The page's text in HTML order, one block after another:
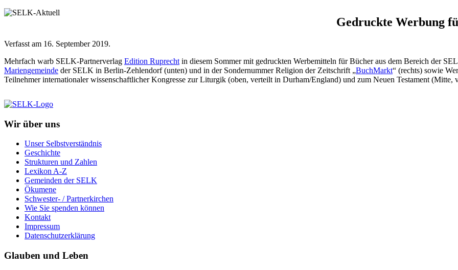
Gedruckte Werbung
Verfasst am 16. September 2019.
Mehrfach warb SELK-Partnerverlag Edition Ruprecht in diesem Sommer mit gedruckten Werbemitteln für Bücher aus dem Bereich der
Mariengemeinde der SELK in Berlin-Zehlendorf (unten) und in der Sondernummer Religion der Zeitschrift „BuchMarkt“ (rechts) sowie
Teilnehmer internationaler wissenschaftlicher Kongresse zur Liturgik (oben, verteilt in Durham/England) und zum Neuen Testament (Mitte,
Wir über uns
Unser Selbstverständnis
Geschichte
Strukturen und Zahlen
Lexikon A-Z
Gemeinden der SELK
Ökumene
Schwester- / Partnerkirchen
Wie Sie spenden können
Kontakt
Impressum
Datenschutzerklärung
Glauben und Leben